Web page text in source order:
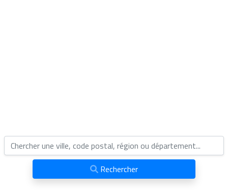
Rechercher